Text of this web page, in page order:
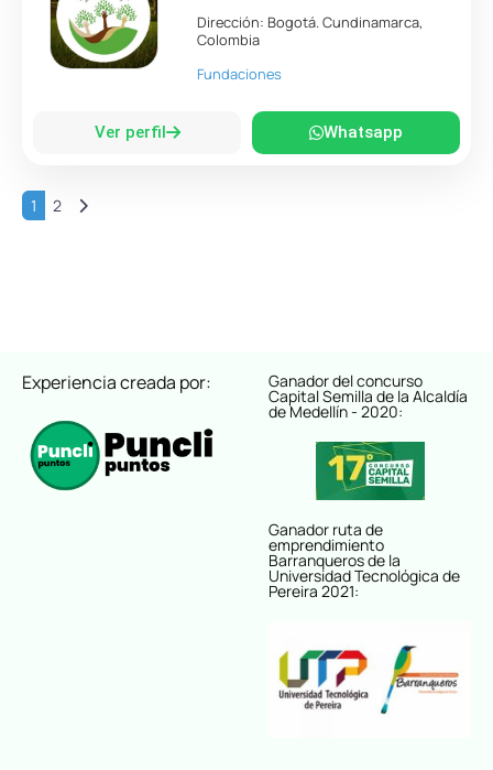
Dirección: Bogotá.Cundinamarca,
Colombia
Fundaciones
Ver perfil Whatsapp
1 2 Entradas anteriores
Experiencia creada por: Ganador del concurso
Capital Semilla de la Alcaldía
de Medellín - 2020:
Ganador ruta de
emprendimiento
Barranqueros de la
Universidad Tecnológica de
Pereira 2021: